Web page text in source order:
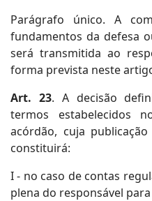
Parágrafo único. A
fundamentos da defesa
será transmitida ao
forma prevista neste
Art. 23. A decisão
termos estabelecidos
acórdão, cuja
constituirá:
I - no caso de contas
plena do responsável